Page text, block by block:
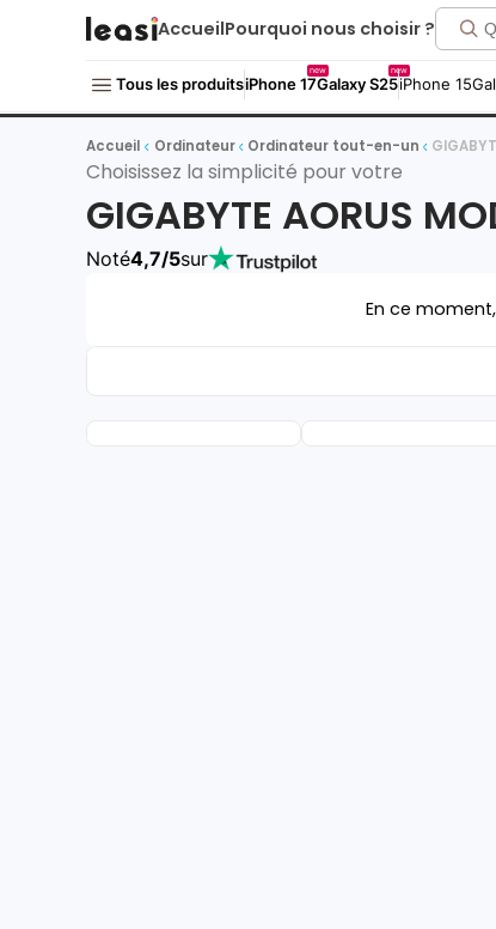
AccueilPourquoi nous choisir ?
Tous les produitsiPhone 17
new
Galaxy S25
new
iPhone 15
Accueil Ordinateur Ordinateur tout-en-un
Choisissez la simplicité pour votre
GIGABYTE AORUS
Noté4,7/5sur
En ce moment,